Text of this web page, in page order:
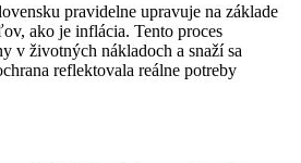
pravidelne upravuje na základe
ako je inflácia. Tento proces
v životných nákladoch a snaží sa
reflektovala reálne potreby